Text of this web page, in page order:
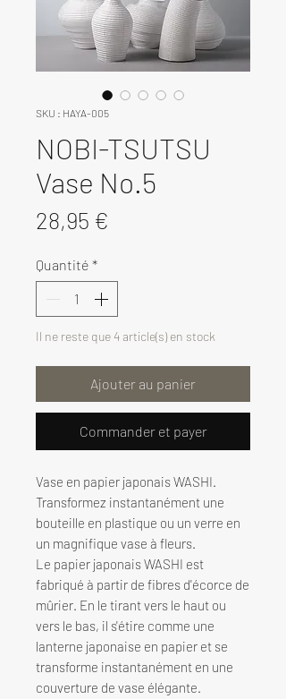
SKU : HAYA-005
NOBI-TSUTSU
Vase No.5
28,95 €
Quantité *
Il ne reste que 4 article(s) en stock
Ajouter au panier
Commander et payer
Vase en papier japonais WASHI.
Transformez instantanément une
bouteille en plastique ou un verre en
un magnifique vase à fleurs.
Le papier japonais WASHI est
fabriqué à partir de fibres d'écorce de
mûrier. En le tirant vers le haut ou
vers le bas, il s'étire comme une
lanterne japonaise en papier et se
transforme instantanément en une
couverture de vase élégante.